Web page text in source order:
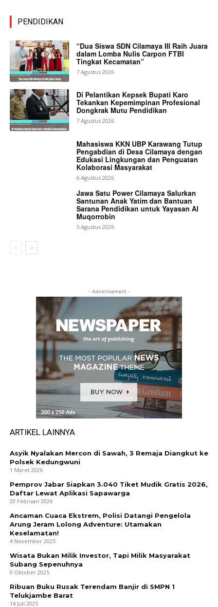
PENDIDIKAN
“Dua Siswa SDN Cilamaya III Raih Juara
dalam Lomba Nulis Carpon FTBI
Tingkat Kecamatan”
7 Agustus 2026
Di Pelantikan Kepsek Bupati Karo
Tekankan Kepemimpinan Profesional
Dongkrak Mutu Pendidikan
7 Agustus 2026
Mahasiswa KKN UBP Karawang Tutup
Pengabdian di Desa Cilamaya dengan
Edukasi Lingkungan dan Penguatan
Kolaborasi Masyarakat
6 Agustus 2026
Jawa Satu Power Cilamaya Salurkan
Santunan Anak Yatim dan Bantuan
Sarana Pendidikan untuk Yayasan Al
Muqorrobin
5 Agustus 2026
- Advertisement -
ARTIKEL LAINNYA
Asyik Nyalakan Mercon di Sawah, 3 Remaja Diangkut ke
Polsek Kedungwuni
1 Maret 2026
Pemprov Jabar Siapkan 3.040 Tiket Mudik Gratis 2026,
Daftar Lewat Aplikasi Sapawarga
20 Februari 2026
Ancaman Cuaca Ekstrem, Polisi Datangi Pengelola
Arung Jeram Lolong Adventure: Utamakan
Keselamatan!
4 November 2025
Wisata Bukan Milik Investor, Tapi Milik Masyarakat
Subang Sepenuhnya
9 Oktober 2025
Ribuan Buku Rusak Terendam Banjir di SMPN 1
Telukjambe Barat
14 Juli 2025